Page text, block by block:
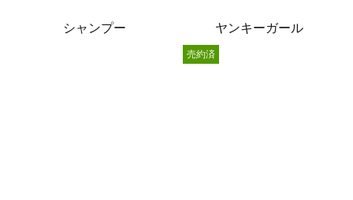
シャンプー ヤンキーガール
売約済